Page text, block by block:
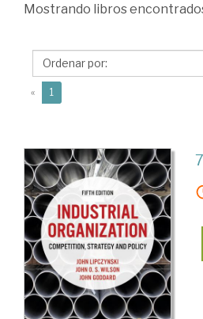
Wilson,
S.
Mostrando libros
« 1